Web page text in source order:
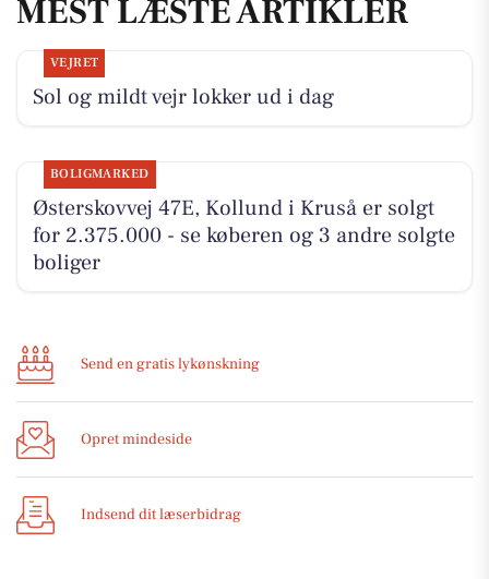
MEST LÆSTE ARTIKLER
VEJRET
Sol og mildt vejr lokker ud i dag
BOLIGMARKED
Østerskovvej 47E, Kollund i Kruså er solgt
for 2.375.000 - se køberen og 3 andre solgte
boliger
Send en gratis lykønskning
Opret mindeside
Indsend dit læserbidrag